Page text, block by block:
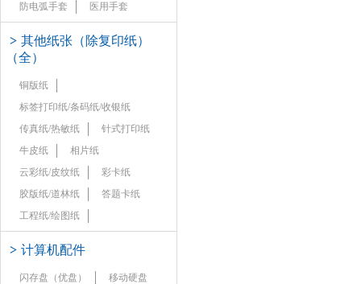
防电弧手套
医用手套
> 其他纸张（除复印纸）
（全）
铜版纸
标签打印纸/条码纸/收银纸
传真纸/热敏纸
针式打印纸
牛皮纸
相片纸
云彩纸/皮纹纸
彩卡纸
胶版纸/道林纸
答题卡纸
工程纸/绘图纸
> 计算机配件
闪存盘（优盘）
移动硬盘